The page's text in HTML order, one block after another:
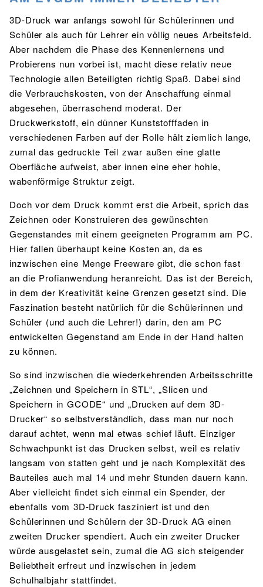
Bibliothekskatalog
Lehrmittelfreiheit
Buchempfehlungen
MENSA & BISTRO
Mensa & Bistro Speiseplan
Ernährungskonzept
Food Scouts
FAQs
Sport als Leistungsfach Exkursionen
Wettkämpfe
Fachschaft
JtfO
3D-Druck war anfangs sowohl für Schülerinnen und
Schüler als auch für Lehrer ein völlig neues Arbeitsfeld.
Aber nachdem die Phase des Kennenlernens und
Probierens nun vorbei ist, macht diese relativ neue
Technologie allen Beteiligten richtig Spaß. Dabei sind
die Verbrauchskosten, von der Anschaffung einmal
abgesehen, überraschend moderat. Der
Druckwerkstoff, ein dünner Kunststofffaden in
verschiedenen Farben auf der Rolle hält ziemlich lange,
zumal das gedruckte Teil zwar außen eine glatte
Oberfläche aufweist, aber innen eine eher hohle,
wabenförmige Struktur zeigt.
Doch vor dem Druck kommt erst die Arbeit, sprich das
Zeichnen oder Konstruieren des gewünschten
Gegenstandes mit einem geeigneten Programm am PC.
Hier fallen überhaupt keine Kosten an, da es
inzwischen eine Menge Freeware gibt, die schon fast
an die Profianwendung heranreicht. Das ist der Bereich,
in dem der Kreativität keine Grenzen gesetzt sind. Die
Faszination besteht natürlich für die Schülerinnen und
Schüler (und auch die Lehrer!) darin, den am PC
entwickelten Gegenstand am Ende in der Hand halten
zu können.
So sind inzwischen die wiederkehrenden Arbeitsschritte
„Zeichnen und Speichern in STL“, „Slicen und
Speichern in GCODE“ und „Drucken auf dem 3D-
Drucker“ so selbstverständlich, dass man nur noch
darauf achtet, wenn mal etwas schief läuft. Einziger
Schwachpunkt ist das Drucken selbst, weil es relativ
langsam von statten geht und je nach Komplexität des
Bauteiles auch mal 14 und mehr Stunden dauern kann.
Aber vielleicht findet sich einmal ein Spender, der
ebenfalls vom 3D-Druck fasziniert ist und den
Schülerinnen und Schülern der 3D-Druck AG einen
zweiten Drucker spendiert. Auch ein zweiter Drucker
würde ausgelastet sein, zumal die AG sich steigender
Beliebtheit erfreut und inzwischen in jedem
Schulhalbjahr stattfindet.